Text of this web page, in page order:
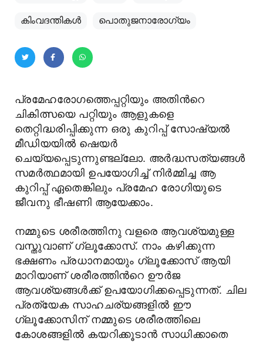
കിംവദന്തികൾ പൊതുജനാരോഗ്യം
പ്രമേഹരോഗത്തെപ്പറ്റിയും അതിന്‍റെ
ചികിത്സയെ പറ്റിയും ആളുകളെ
തെറ്റിദ്ധരിപ്പിക്കുന്ന ഒരു കുറിപ്പ് സോഷ്യല്‍
മീഡിയയില്‍ ഷെയര്‍
ചെയ്യപ്പെടുന്നുണ്ടല്ലോ. അര്‍ദ്ധസത്യങ്ങള്‍
സമര്‍ത്ഥമായി ഉപയോഗിച്ച് നിര്‍മ്മിച്ച ആ
കുറിപ്പ് ഏതെങ്കിലും പ്രമേഹ രോഗിയുടെ
ജീവനു ഭീഷണി ആയേക്കാം.
നമ്മുടെ ശരീരത്തിനു വളരെ ആവശ്യമുള്ള
വസ്തുവാണ് ഗ്ലൂക്കോസ്. നാം കഴിക്കുന്ന
ഭക്ഷണം പ്രധാനമായും ഗ്ലൂക്കോസ് ആയി
മാറിയാണ് ശരീരത്തിന്‍റെ ഊര്‍ജ
ആവശ്യങ്ങള്‍ക്ക് ഉപയോഗിക്കപ്പെടുന്നത്. ചില
പ്രത്യേക സാഹചര്യങ്ങളില്‍ ഈ
ഗ്ലൂക്കോസിന് നമ്മുടെ ശരീരത്തിലെ
കോശങ്ങളില്‍ കയറിക്കൂടാന്‍ സാധിക്കാതെ